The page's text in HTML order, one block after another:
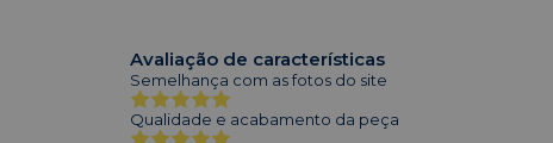
Avaliação de características
Semelhança com as fotos do site
Qualidade e acabamento da peça